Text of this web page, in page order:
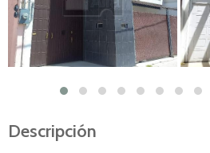
Descripción